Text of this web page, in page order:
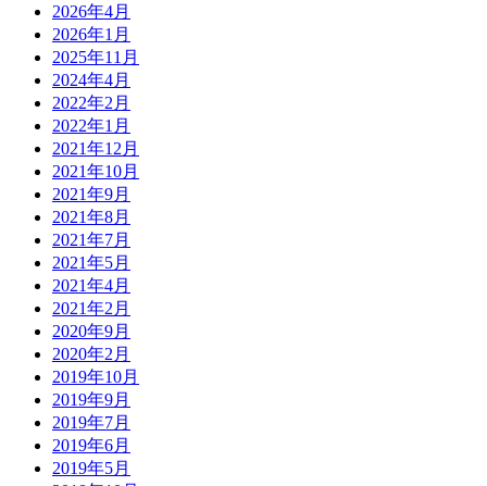
2026年4月
2026年1月
2025年11月
2024年4月
2022年2月
2022年1月
2021年12月
2021年10月
2021年9月
2021年8月
2021年7月
2021年5月
2021年4月
2021年2月
2020年9月
2020年2月
2019年10月
2019年9月
2019年7月
2019年6月
2019年5月